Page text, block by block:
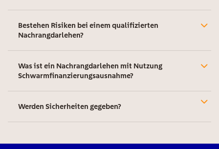
Bestehen Risiken bei einem qualifizierten
Nachrangdarlehen?
Was ist ein Nachrangdarlehen mit Nutzung
Schwarmfinanzierungsausnahme?
Werden Sicherheiten gegeben?